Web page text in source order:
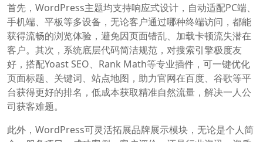
首先，WordPress主题均支持响应式设计，自动适配PC端、
手机端、平板等多设备，无论客户通过哪种终端访问，都能
获得流畅的浏览体验，避免因页面错乱、加载卡顿流失潜在
客户。其次，系统底层代码简洁规范，对搜索引擎极度友
好，搭配Yoast SEO、Rank Math等专业插件，可一键优化
页面标题、关键词、站点地图，助力官网在百度、谷歌等平
台获得更好的排名，低成本获取精准自然流量，解决一人公
司获客难题。
此外，WordPress可灵活拓展品牌展示模块，无论是个人简